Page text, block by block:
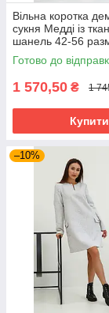
Вільна коротка
сукня Медді із
шанель 42-56
Готово до
1 570,50 ₴ 1
Купити
–10%